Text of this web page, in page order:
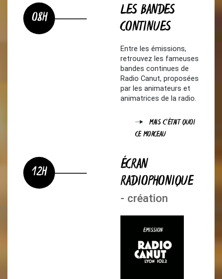
08H
LES BANDES
CONTINUES
Entre les émissions,
retrouvez les fameuses
bandes continues de
Radio Canut, proposées
par les animateurs et
animatrices de la radio.
MAIS C'ÉTAIT QUOI
CE MORCEAU
12H
ÉCRAN
RADIOPHONIQUE
- création